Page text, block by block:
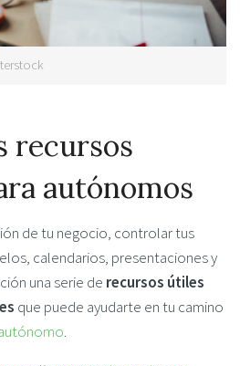
recursos
autónomos
de tu negocio, controlar tus
calendarios, presentaciones y
una serie de recursos útiles
que puede ayudarte en tu camino
.